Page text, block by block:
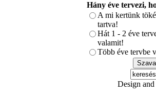
Hány éve tervezi,
A mi kertünk
tartva!
Hát 1 - 2 éve
valamit!
Több éve tervbe
Design